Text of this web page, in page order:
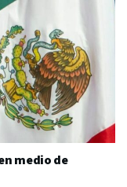
medio de